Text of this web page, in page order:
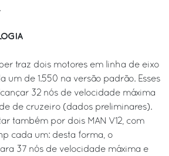
traz dois motores em linha de eixo
um de 1.550 na versão padrão. Esses
32 nós de velocidade máxima
de cruzeiro (dados preliminares).
também por dois MAN V12, com
cada um: desta forma, o
37 nós de velocidade máxima e